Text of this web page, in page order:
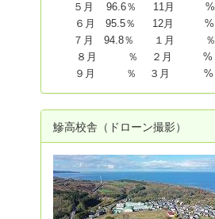
５月 96.6％ 11月 %
６月 95.5％ 12月 %
７月 94.8％ １月 ％
８月 ％ ２月 %
９月 ％ ３月 %
鰺高校舎（ドローン撮影）